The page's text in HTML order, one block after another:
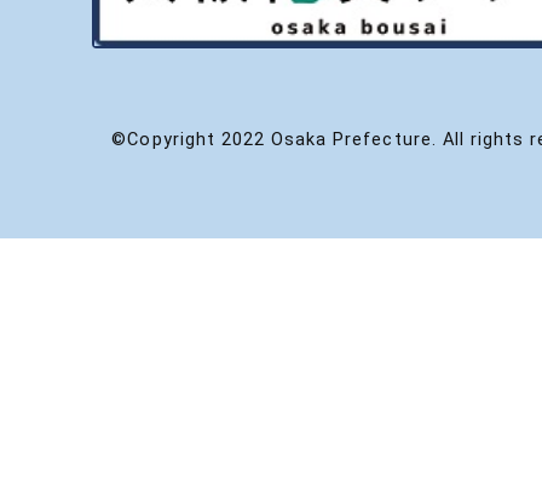
©Copyright 2022 Osaka Prefecture. All rights